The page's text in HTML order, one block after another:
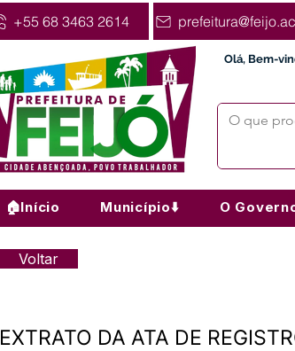
+55 68 3463 2614
Olá, Bem-
🏠Início Município⬇️ O
Voltar
EXTRATO DA ATA DE